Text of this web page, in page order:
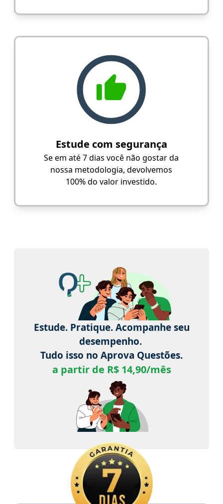
Estude com segurança
Se em até 7 dias você não gostar da
nossa metodologia, devolvemos
100% do valor investido.
Estude. Pratique. Acompanhe seu
desempenho.
Tudo isso no Aprova Questões.
a partir de R$ 14,90/mês